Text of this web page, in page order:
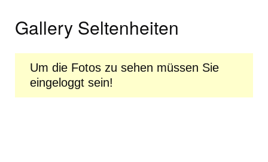
Gallery Seltenheiten
Um die Fotos zu sehen müssen Sie
eingeloggt sein!